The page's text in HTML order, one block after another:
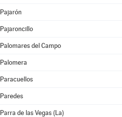
Pajarón
Pajaroncillo
Palomares del Campo
Palomera
Paracuellos
Paredes
Parra de las Vegas (La)